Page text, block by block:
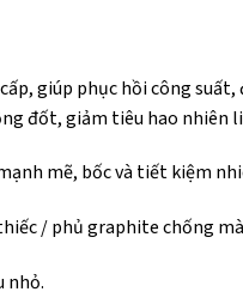
giúp phục hồi công suất,
đốt, giảm tiêu hao nhiên
mẽ, bốc và tiết kiệm
/ phủ graphite chống
nhỏ.